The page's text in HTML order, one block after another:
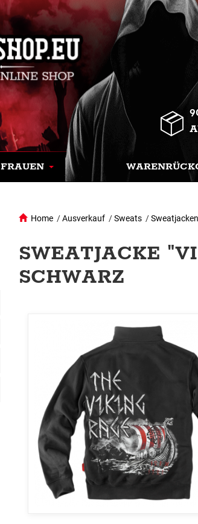
FRAUEN
Home /Ausverkauf /Sweats /Sweatjacken
SWEATJACKE
SCHWARZ